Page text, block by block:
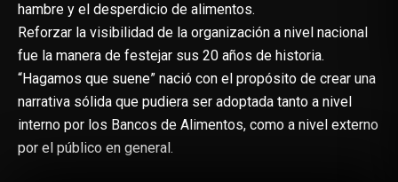
hambre y el desperdicio de alimentos.
Reforzar la visibilidad de la organización a nivel nacional
fue la manera de festejar sus 20 años de historia.
“Hagamos que suene” nació con el propósito de crear una
narrativa sólida que pudiera ser adoptada tanto a nivel
interno por los Bancos de Alimentos, como a nivel externo
por el público en general.